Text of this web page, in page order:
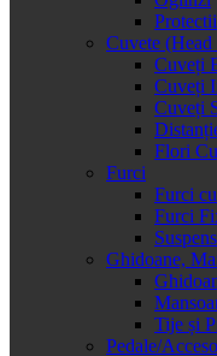
Cuvete (Head
Cuveți
Cuveți
Cuveți
Flori
Furci
Furci
Furci
Ghidoane,
Tije și
Pedale/